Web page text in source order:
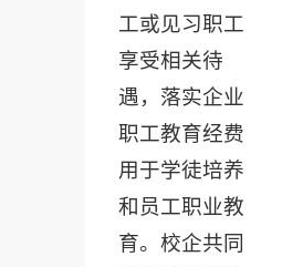
工或见习职工
享受相关待
遇，落实企业
职工教育经费
用于学徒培养
和员工职业教
育。校企共同